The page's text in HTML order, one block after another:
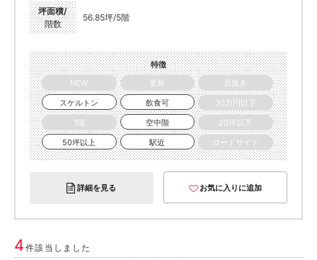
坪面積/
階数
56.85坪/5階
特徴
NEW
更新
居抜き
スケルトン
飲食可
30万円以下
1階
空中階
20坪以下
50坪以上
駅近 ロードサイド
詳細を見る お気に入りに追加
4件該当しました